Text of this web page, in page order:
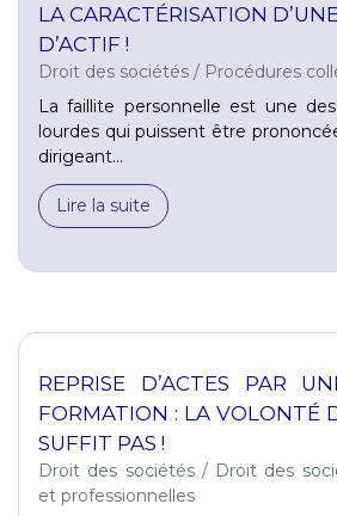
LA CARACTÉRISATION
D’ACTIF !
Droit des sociétés / Procédures
La faillite personnelle est une
lourdes qui puissent être
dirigeant...
Lire la suite
REPRISE D’ACTES PAR
FORMATION : LA VOLONTÉ
SUFFIT PAS !
Droit des sociétés/ Droit des
et professionnelles